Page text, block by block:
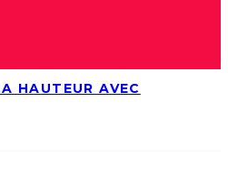
HAUTEUR AVEC